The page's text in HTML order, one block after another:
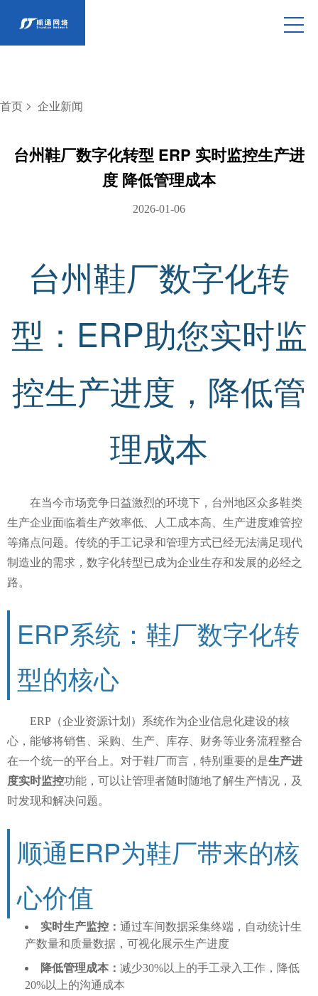
首页 > 企业新闻
台州鞋厂数字化转型 ERP 实时监控生产进
度 降低管理成本
2026-01-06
台州鞋厂数字化转
型：ERP助您实时监
控生产进度，降低管
理成本
在当今市场竞争日益激烈的环境下，台州地区众多鞋类
生产企业面临着生产效率低、人工成本高、生产进度难管控
等痛点问题。传统的手工记录和管理方式已经无法满足现代
制造业的需求，数字化转型已成为企业生存和发展的必经之
路。
ERP系统：鞋厂数字化转
型的核心
ERP（企业资源计划）系统作为企业信息化建设的核
心，能够将销售、采购、生产、库存、财务等业务流程整合
在一个统一的平台上。对于鞋厂而言，特别重要的是生产进
度实时监控功能，可以让管理者随时随地了解生产情况，及
时发现和解决问题。
顺通ERP为鞋厂带来的核
心价值
实时生产监控： 通过车间数据采集终端，自动统计生
产数量和质量数据，可视化展示生产进度
降低管理成本： 减少30%以上的手工录入工作，降低
20%以上的沟通成本